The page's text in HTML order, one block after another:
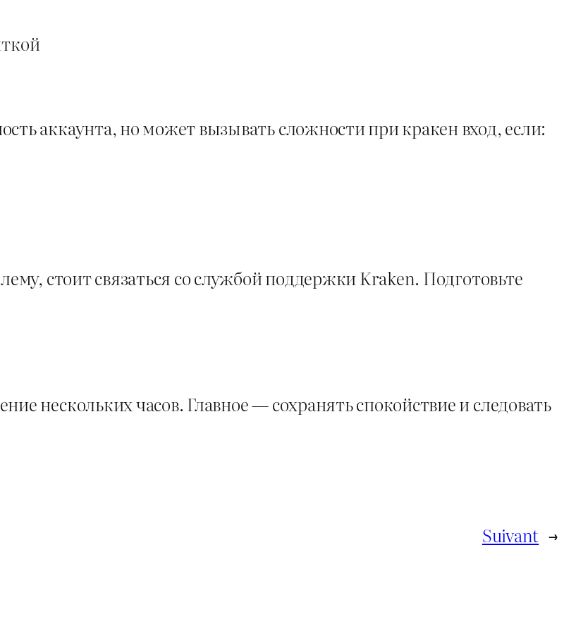
аккаунта, но может вызывать сложности при кракен вход, если:
стоит связаться со службой поддержки Kraken. Подготовьте
нескольких часов. Главное — сохранять спокойствие и следовать
Suivant →